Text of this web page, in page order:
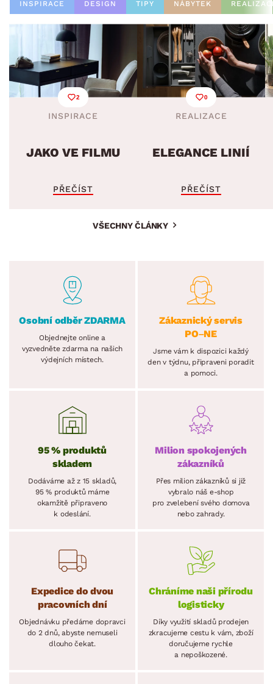
INSPIRACE DESIGN TIPY NÁBYTEK
2
INSPIRACE
JAKO VE FILMU
PŘEČÍST
0
REALIZACE
ELEGANCE LINIÍ
PŘEČÍST
VŠECHNY ČLÁNKY
Osobní odběr ZDARMA
Objednejte online a
vyzvedněte zdarma na našich
výdejních místech.
Zákaznický servis
PO–NE
Jsme vám k dispozici každý
den v týdnu, připraveni poradit
a pomoci.
95 % produktů
skladem
Dodáváme až z 15 skladů,
95 % produktů máme
okamžitě připraveno
k odeslání.
Milion spokojených
zákazníků
Přes milion zákazníků si již
vybralo náš e-shop
pro zvelebení svého domova
nebo zahrady.
Expedice do dvou
pracovních dní
Objednávku předáme dopravci
do 2 dnů, abyste nemuseli
dlouho čekat.
Chráníme naši přírodu
logisticky
Díky využití skladů prodejen
zkracujeme cestu k vám, zboží
doručujeme rychle
a nepoškozené.